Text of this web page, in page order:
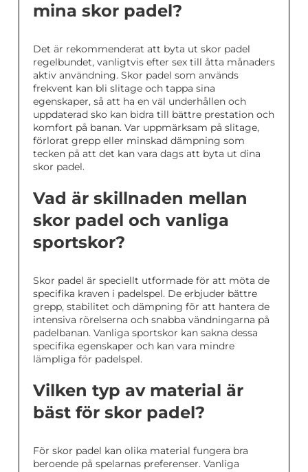
mina skor padel?
Det är rekommenderat att byta ut skor padel
regelbundet, vanligtvis efter sex till åtta månaders
aktiv användning. Skor padel som används
frekvent kan bli slitage och tappa sina
egenskaper, så att ha en väl underhållen och
uppdaterad sko kan bidra till bättre prestation och
komfort på banan. Var uppmärksam på slitage,
förlorat grepp eller minskad dämpning som
tecken på att det kan vara dags att byta ut dina
skor padel.
Vad är skillnaden mellan
skor padel och vanliga
sportskor?
Skor padel är speciellt utformade för att möta de
specifika kraven i padelspel. De erbjuder bättre
grepp, stabilitet och dämpning för att hantera de
intensiva rörelserna och snabba vändningarna på
padelbanan. Vanliga sportskor kan sakna dessa
specifika egenskaper och kan vara mindre
lämpliga för padelspel.
Vilken typ av material är
bäst för skor padel?
För skor padel kan olika material fungera bra
beroende på spelarnas preferenser. Vanliga